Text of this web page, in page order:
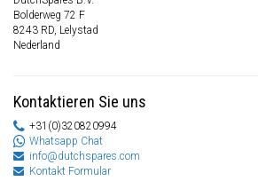
Bolderweg 72 F
8243 RD, Lelystad
Nederland
Kontaktieren Sie uns
+31(0)320820994
Whatsapp Chat
info@dutchspares.com
Kontakt Formular